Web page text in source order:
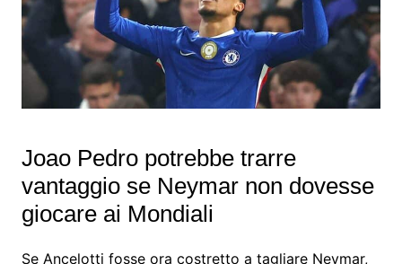
Joao Pedro potrebbe trarre
vantaggio se Neymar non dovesse
giocare ai Mondiali
Se Ancelotti fosse ora costretto a tagliare Neymar,